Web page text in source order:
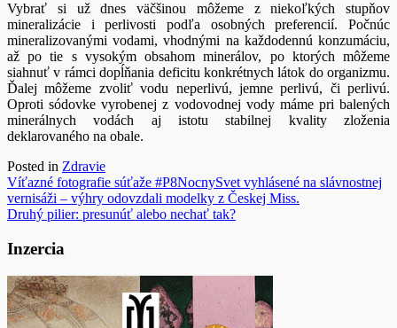
Vybrať si už dnes väčšinou môžeme z niekoľkých stupňov
mineralizácie i perlivosti podľa osobných preferencií. Počnúc
mineralizovanými vodami, vhodnými na každodennú konzumáciu,
až po tie s vysokým obsahom minerálov, po ktorých môžeme
siahnuť v rámci dopĺňania deficitu konkrétnych látok do organizmu.
Ďalej môžeme zvoliť vodu neperlivú, jemne perlivú, či perlivú.
Oproti sódovke vyrobenej z vodovodnej vody máme pri balených
minerálnych vodách aj istotu stabilnej kvality zloženia
deklarovaného na obale.
Posted in Zdravie
Navigácia
v
Víťazné fotografie súťaže #P8NocnySvet vyhlásené na slávnostnej
vernisáži – výhry odovzdali modelky z Českej Miss.
Druhý pilier: presunúť alebo nechať tak?
Inzercia